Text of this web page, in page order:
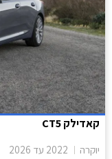
קאדילק CT5
יוקרה 2022 עד 2026